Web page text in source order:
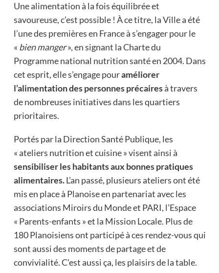
Une alimentation à la fois équilibrée et
savoureuse, c’est possible ! À ce titre, la Ville a été
l’une des premières en France à s’engager pour le
« bien manger», en signant la Charte du
Programme national nutrition santé en 2004. Dans
cet esprit, elle s’engage pouraméliorer
l’alimentation des personnes précairesà travers
de nombreuses initiatives dans les quartiers
prioritaires.
Portés par la Direction Santé Publique, les
« ateliers nutrition et cuisine » visent ainsi à
sensibiliser les habitants aux bonnes pratiques
alimentaires.L’an passé, plusieurs ateliers ont été
mis en place à Planoise en partenariat avec les
associations Miroirs du Monde et PARI, l’Espace
« Parents-enfants » et la Mission Locale. Plus de
180 Planoisiens ont participé à ces rendez-vous qui
sont aussi des moments de partage et de
convivialité. C’est aussi ça, les plaisirs de la table.